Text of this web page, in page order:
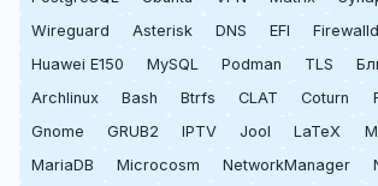
Wireguard
Asterisk DNS EFI Firewalld
Huawei E150
MySQL Podman TLS
Archlinux
Bash Btrfs CLAT Coturn
Gnome
GRUB2 IPTV Jool LaTeX
MariaDB
Microcosm NetworkManager